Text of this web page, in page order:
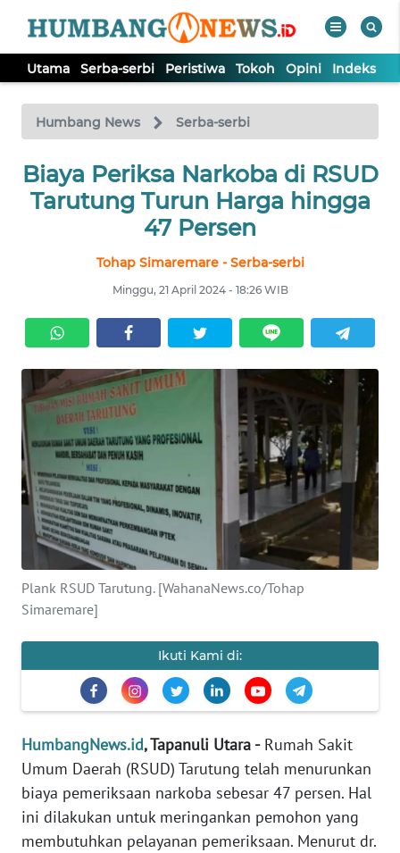
Utama Serba-serbi Peristiwa Tokoh Opini Indeks
Humbang News Serba-serbi
Biaya Periksa Narkoba di RSUD
Tarutung Turun Harga hingga
47 Persen
Tohap Simaremare - Serba-serbi
Minggu, 21 April 2024 - 18:26 WIB
Plank RSUD Tarutung. [WahanaNews.co/Tohap
Simaremare]
Ikuti Kami di:
HumbangNews.id, Tapanuli Utara -Rumah Sakit
Umum Daerah (RSUD) Tarutung telah menurunkan
biaya pemeriksaan narkoba sebesar 47 persen. Hal
ini dilakukan untuk meringankan pemohon yang
membutuhkan pelayanan pemeriksaan. Menurut dr.
TV
Tutup
UTAMA
TOKOH
OPINI
Informasi
INDEKS
BERITA
KONTAK
INFO
PEDOMAN
MEDIA
SIBER
REDAKSI